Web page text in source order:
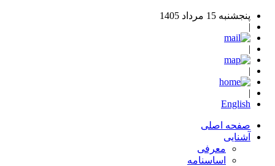
پنجشنبه 15 مرداد 1405
English
صفحه اصلی
آشنایی
معرفی
اساسنامه